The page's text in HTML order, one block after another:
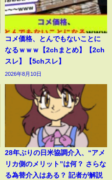
コメ価格、とんでもないことに
なるｗｗｗ【2chまとめ】【2ch
スレ】【5chスレ】
2026年8月10日
28年ぶりの日米協調介入、“アメ
リカ側のメリット”は何？ さらな
る為替介入はある？ 記者が解説